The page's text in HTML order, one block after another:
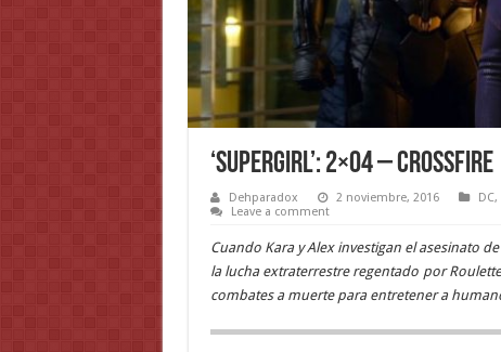
‘Supergirl’: 2×04 – Crossfire
Dehparadox 2 noviembre, 2016 DC,
Leave a comment
Cuando Kara y Alex investigan el asesinato
la lucha extraterrestre regentado por
combates a muerte para entretener a